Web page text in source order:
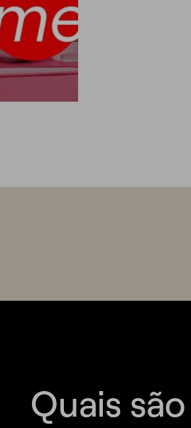
para fins analíticos e para lhe mostrar
(por exemplo, páginas